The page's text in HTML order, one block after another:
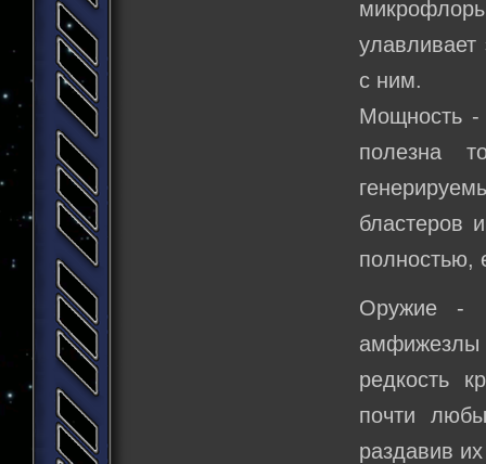
с ним.
Мощность -
полезна
бластеров
полностью,
Оружие -
амфижезлы
редкость
почти
раздавив